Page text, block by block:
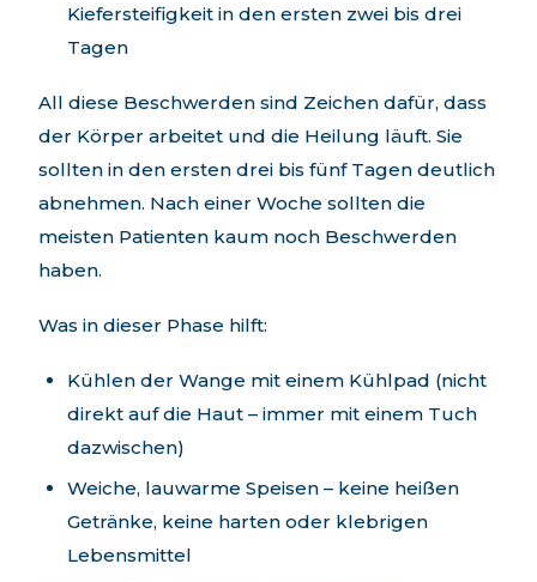
Kiefersteifigkeit in den ersten zwei bis drei
Tagen
All diese Beschwerden sind Zeichen dafür, dass
der Körper arbeitet und die Heilung läuft. Sie
sollten in den ersten drei bis fünf Tagen deutlich
abnehmen. Nach einer Woche sollten die
meisten Patienten kaum noch Beschwerden
haben.
Was in dieser Phase hilft:
Kühlen der Wange mit einem Kühlpad (nicht
direkt auf die Haut – immer mit einem Tuch
dazwischen)
Weiche, lauwarme Speisen – keine heißen
Getränke, keine harten oder klebrigen
Lebensmittel